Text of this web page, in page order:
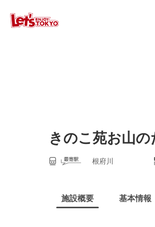
きのこ苑お山
根府川
施設概要 基本情報